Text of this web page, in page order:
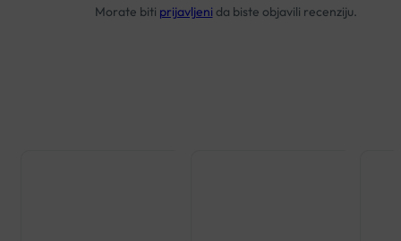
Morate biti prijavljeni da biste objavili recenziju.